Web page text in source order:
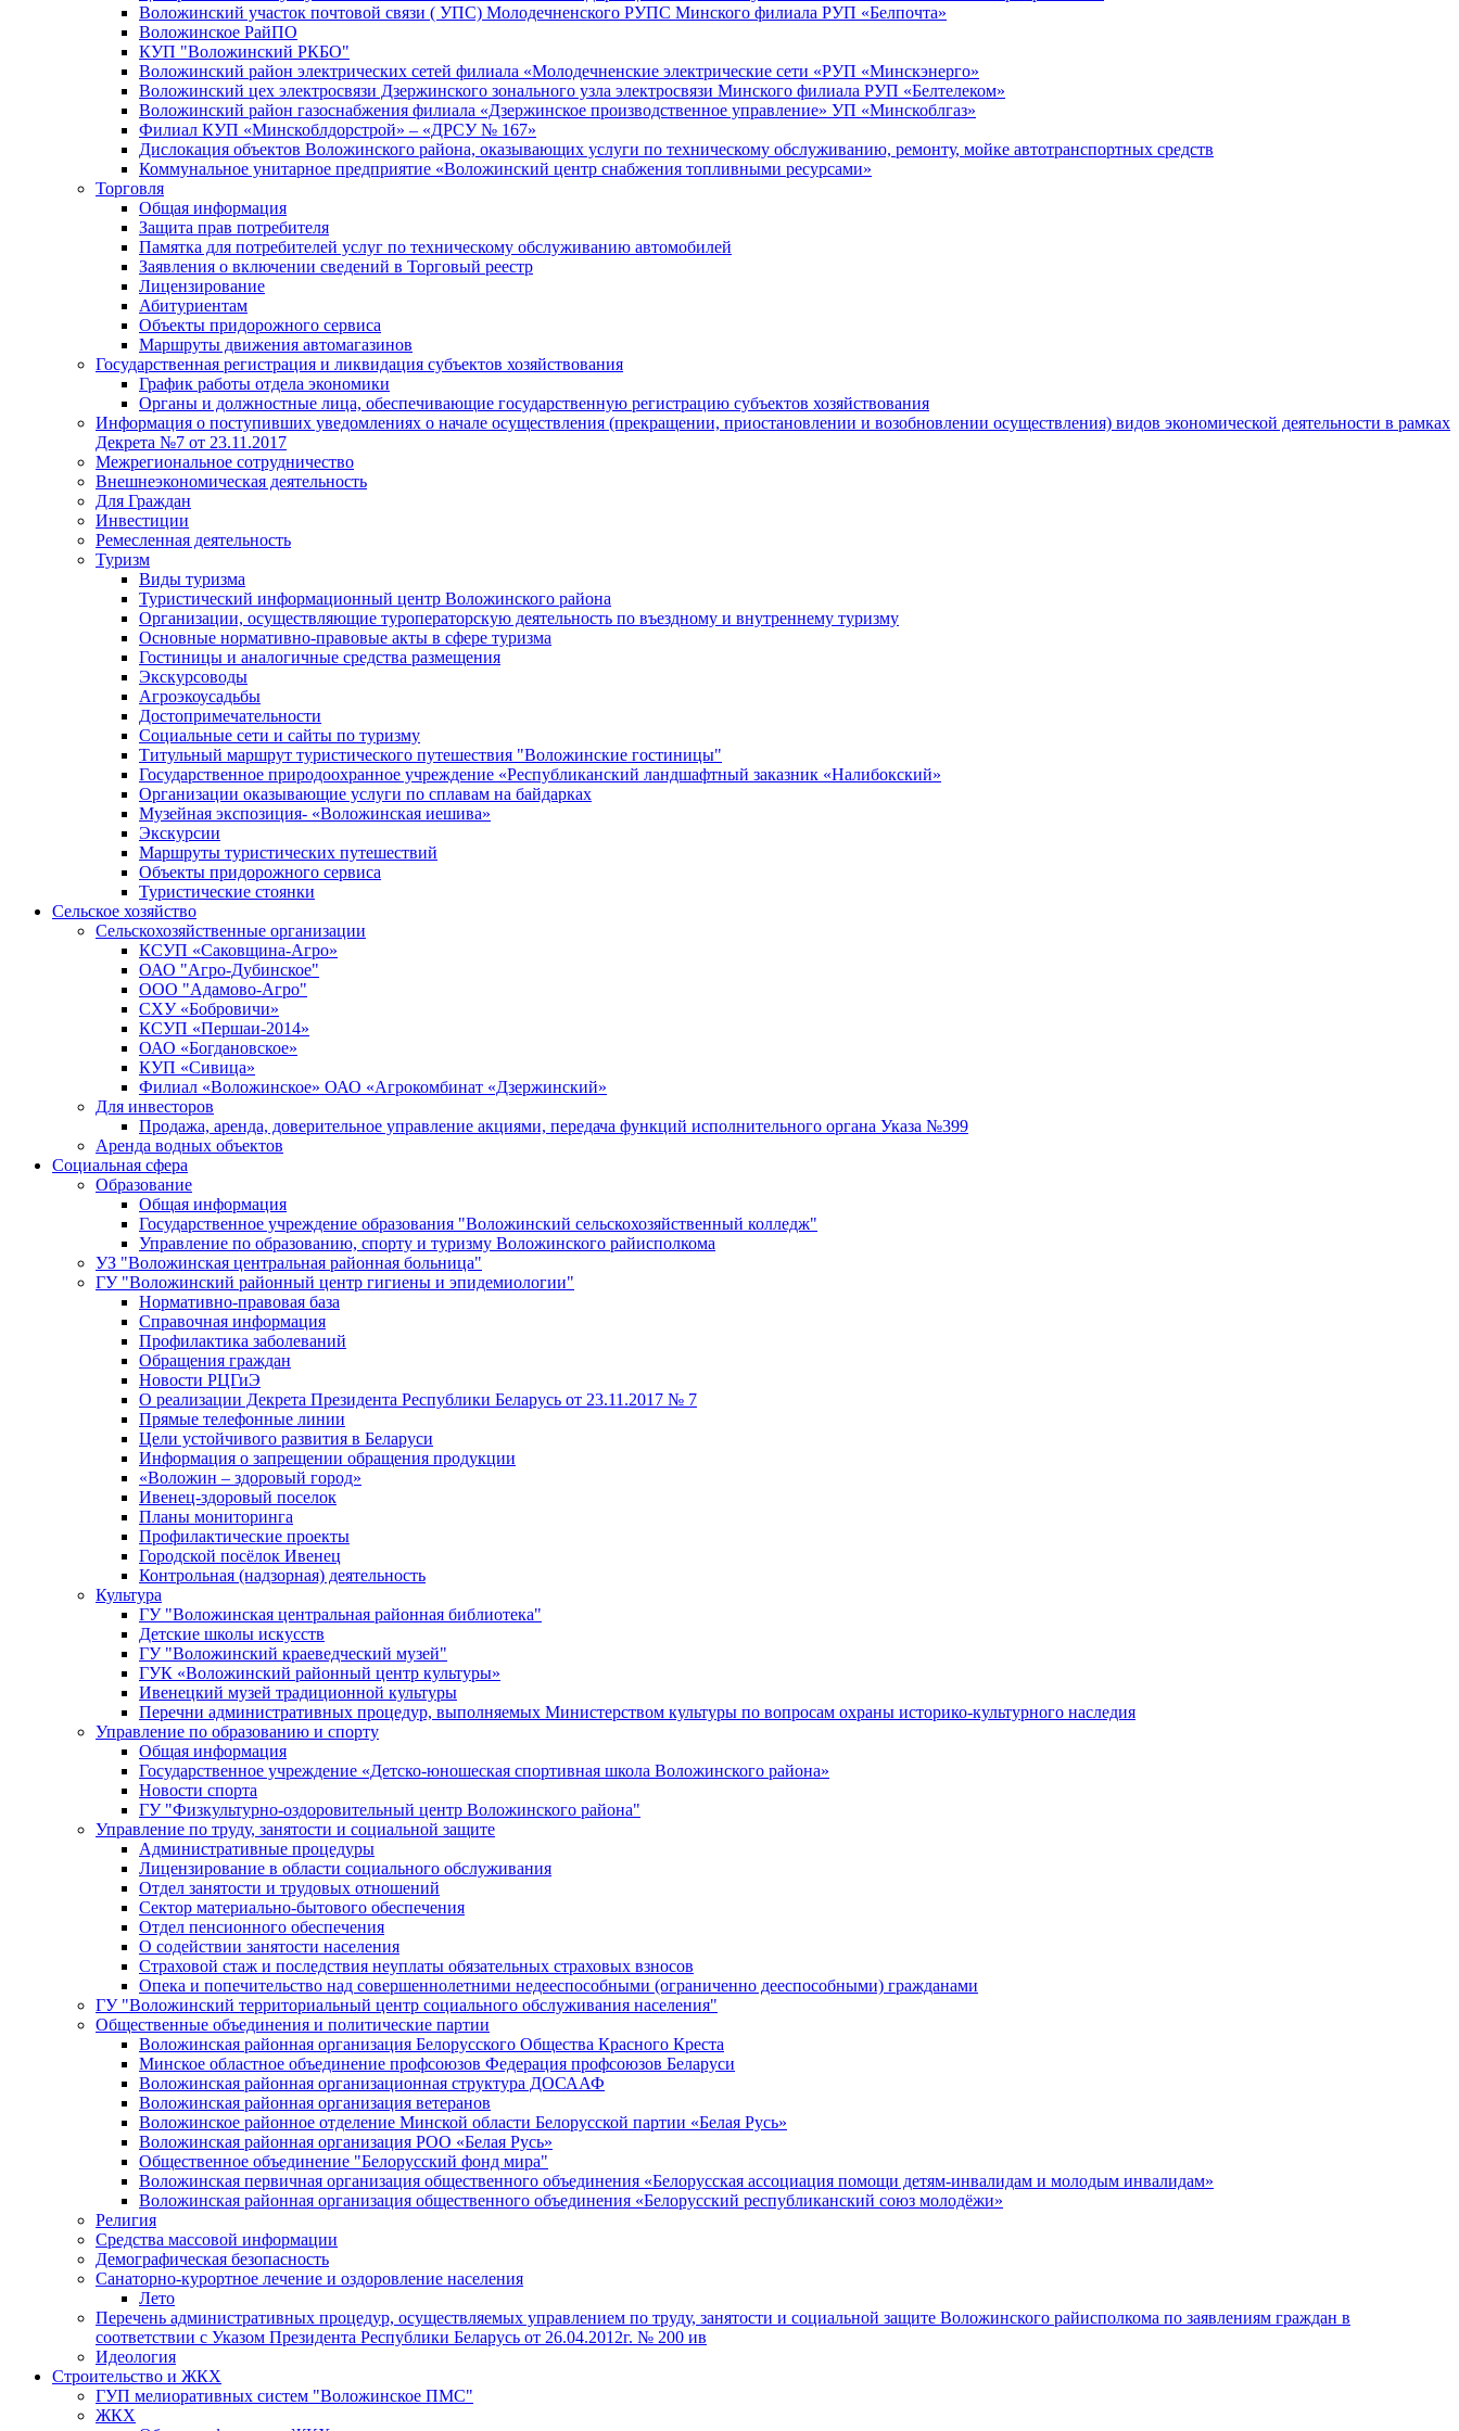
Воложинский участок почтовой связи ( УПС) Молодечненского РУПС Минского филиала РУП «Белпочта»
Воложинское РайПО
КУП "Воложинский РКБО"
Воложинский район электрических сетей филиала «Молодечненские электрические сети «РУП «Минскэнерго»
Воложинский цех электросвязи Дзержинского зонального узла электросвязи Минского филиала РУП «Белтелеком»
Воложинский район газоснабжения филиала «Дзержинское производственное управление» УП «Минскоблгаз»
Филиал КУП «Минскоблдорстрой» – «ДРСУ № 167»
Дислокация объектов Воложинского района, оказывающих услуги по техническому обслуживанию, ремонту, мойке автотранспортных средств
Коммунальное унитарное предприятие «Воложинский центр снабжения топливными ресурсами»
Торговля
Общая информация
Защита прав потребителя
Памятка для потребителей услуг по техническому обслуживанию автомобилей
Заявления о включении сведений в Торговый реестр
Лицензирование
Абитуриентам
Объекты придорожного сервиса
Маршруты движения автомагазинов
Государственная регистрация и ликвидация субъектов хозяйствования
График работы отдела экономики
Органы и должностные лица, обеспечивающие государственную регистрацию субъектов хозяйствования
Информация о поступивших уведомлениях о начале осуществления (прекращении, приостановлении и возобновлении осуществления) видов экономической деятельности в рамках
Декрета №7 от 23.11.2017
Межрегиональное сотрудничество
Внешнеэкономическая деятельность
Для Граждан
Инвестиции
Ремесленная деятельность
Туризм
Виды туризма
Туристический информационный центр Воложинского района
Организации, осуществляющие туроператорскую деятельность по въездному и внутреннему туризму
Основные нормативно-правовые акты в сфере туризма
Гостиницы и аналогичные средства размещения
Экскурсоводы
Агроэкоусадьбы
Достопримечательности
Социальные сети и сайты по туризму
Титульный маршрут туристического путешествия "Воложинские гостиницы"
Государственное природоохранное учреждение «Республиканский ландшафтный заказник «Налибокский»
Организации оказывающие услуги по сплавам на байдарках
Музейная экспозиция- «Воложинская иешива»
Экскурсии
Маршруты туристических путешествий
Объекты придорожного сервиса
Туристические стоянки
Сельское хозяйство
Сельскохозяйственные организации
КСУП «Саковщина-Агро»
ОАО "Агро-Дубинское"
ООО "Адамово-Агро"
СХУ «Бобровичи»
КСУП «Першаи-2014»
ОАО «Богдановское»
КУП «Сивица»
Филиал «Воложинское» ОАО «Агрокомбинат «Дзержинский»
Для инвесторов
Продажа, аренда, доверительное управление акциями, передача функций исполнительного органа Указа №399
Аренда водных объектов
Социальная сфера
Образование
Общая информация
Государственное учреждение образования "Воложинский сельскохозяйственный колледж"
Управление по образованию, спорту и туризму Воложинского райисполкома
УЗ "Воложинская центральная районная больница"
ГУ "Воложинский районный центр гигиены и эпидемиологии"
Нормативно-правовая база
Справочная информация
Профилактика заболеваний
Обращения граждан
Новости РЦГиЭ
О реализации Декрета Президента Республики Беларусь от 23.11.2017 № 7
Прямые телефонные линии
Цели устойчивого развития в Беларуси
Информация о запрещении обращения продукции
«Воложин – здоровый город»
Ивенец-здоровый поселок
Планы мониторинга
Профилактические проекты
Городской посёлок Ивенец
Контрольная (надзорная) деятельность
Культура
ГУ "Воложинская центральная районная библиотека"
Детские школы искусств
ГУ "Воложинский краеведческий музей"
ГУК «Воложинский районный центр культуры»
Ивенецкий музей традиционной культуры
Перечни административных процедур, выполняемых Министерством культуры по вопросам охраны историко-культурного наследия
Управление по образованию и спорту
Общая информация
Государственное учреждение «Детско-юношеская спортивная школа Воложинского района»
Новости спорта
ГУ "Физкультурно-оздоровительный центр Воложинского района"
Управление по труду, занятости и социальной защите
Административные процедуры
Лицензирование в области социального обслуживания
Отдел занятости и трудовых отношений
Сектор материально-бытового обеспечения
Отдел пенсионного обеспечения
О содействии занятости населения
Страховой стаж и последствия неуплаты обязательных страховых взносов
Опека и попечительство над совершеннолетними недееспособными (ограниченно дееспособными) гражданами
ГУ "Воложинский территориальный центр социального обслуживания населения"
Общественные объединения и политические партии
Воложинская районная организация Белорусского Общества Красного Креста
Минское областное объединение профсоюзов Федерация профсоюзов Беларуси
Воложинская районная организационная структура ДОСААФ
Воложинская районная организация ветеранов
Воложинское районное отделение Минской области Белорусской партии «Белая Русь»
Воложинская районная организация РОО «Белая Русь»
Общественное объединение "Белорусский фонд мира"
Воложинская первичная организация общественного объединения «Белорусская ассоциация помощи детям-инвалидам и молодым инвалидам»
Воложинская районная организация общественного объединения «Белорусский республиканский союз молодёжи»
Религия
Средства массовой информации
Демографическая безопасность
Санаторно-курортное лечение и оздоровление населения
Лето
Перечень административных процедур, осуществляемых управлением по труду, занятости и социальной защите Воложинского райисполкома по заявлениям граждан в
соответствии с Указом Президента Республики Беларусь от 26.04.2012г. № 200 ив
Идеология
Строительство и ЖКХ
ГУП мелиоративных систем "Воложинское ПМС"
ЖКХ